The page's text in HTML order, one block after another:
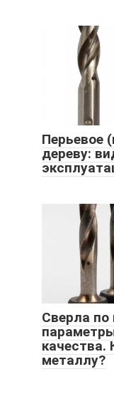
Перьевое
дереву:
Сверла
качества.
металлу?